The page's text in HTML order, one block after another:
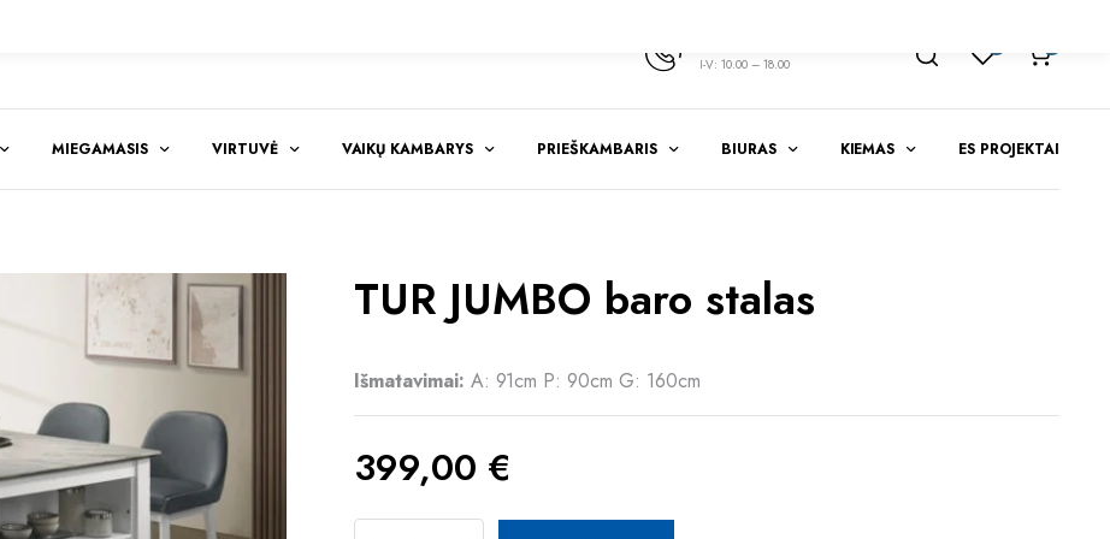
I-V: 10.00 – 18.00
MIEGAMASIS VIRTUVĖ VAIKŲ KAMBARYS PRIEŠKAMBARIS BIURAS KIEMAS ES PROJEKTAI
TUR JUMBO baro stalas
Išmatavimai: A: 91cm P: 90cm G: 160cm
399,00 €